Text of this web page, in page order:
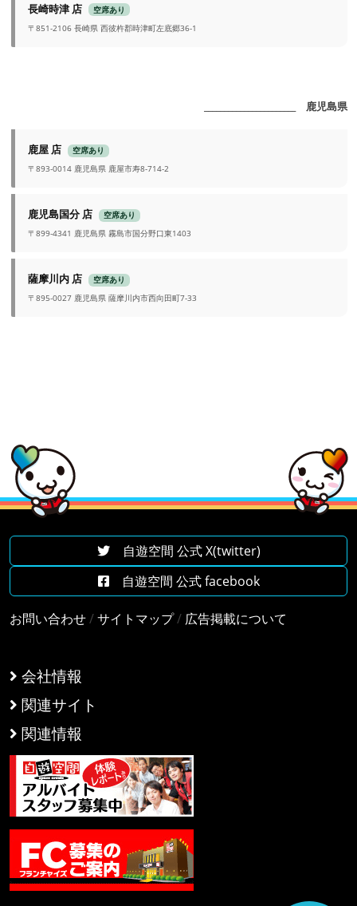
長崎時津 店
空席あり
〒851-2106 長崎県 西彼杵郡時津町左底郷36-1
_______________________ 鹿児島県
鹿屋 店
空席あり
〒893-0014 鹿児島県 鹿屋市寿8-714-2
鹿児島国分 店
空席あり
〒899-4341 鹿児島県 霧島市国分野口東1403
薩摩川内 店
空席あり
〒895-0027 鹿児島県 薩摩川内市西向田町7-33
会社情報
関連サイト
関連情報
自遊空間 公式 X(twitter)
自遊空間 公式 facebook
お問い合わせ/サイトマップ/ 広告掲載について